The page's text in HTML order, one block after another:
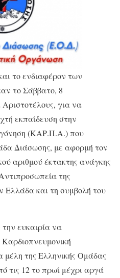
το ενδιαφέρον των
το Σάββατο, 8
για να
εκπαίδευση στην
(ΚΑΡ.Π.Α.) που
Διάσωσης, με αφορμή τον
αριθμού έκτακτης ανάγκης
της
Ελλάδα και τη συμβολή του
ευκαιρία να
της Ελληνικής Ομάδας
τις 12 το πρωί μέχρι αργά